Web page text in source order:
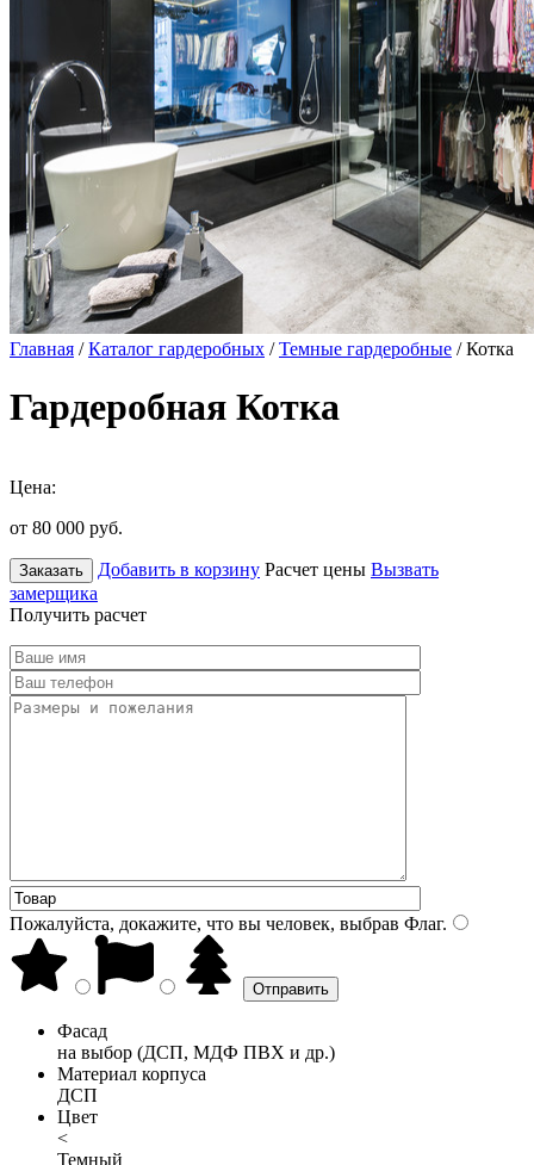
Главная /Каталог гардеробных /Темные гардеробные / Котка
Гардеробная Котка
Цена:
от 80 000 руб.
Заказать Добавить в корзину Расчет цены Вызвать
замерщика
Получить расчет
Пожалуйста, докажите, что вы человек, выбрав Флаг.
Фасад
на выбор (ДСП, МДФ ПВХ и др.)
Материал корпуса
ДСП
Цвет
<
Темный